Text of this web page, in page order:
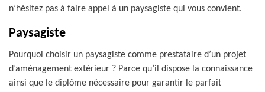
n’hésitez pas à faire appel à un paysagiste qui vous convient.
Paysagiste
Pourquoi choisir un paysagiste comme prestataire d’un projet
d’aménagement extérieur ? Parce qu’il dispose la connaissance
ainsi que le diplôme nécessaire pour garantir le parfait